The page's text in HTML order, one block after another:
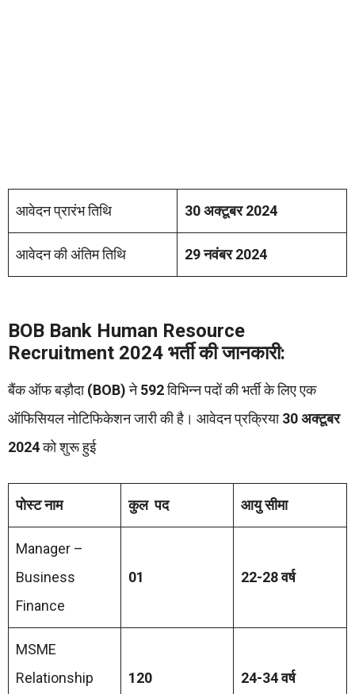
आवेदन प्रारंभ तिथि 30 अक्टूबर 2024
आवेदन की अंतिम तिथि 29 नवंबर 2024
BOB Bank Human Resource
Recruitment 2024 भर्ती की जानकारी:
बैंक ऑफ बड़ौदा(BOB)ने592विभिन्न पदों की भर्ती के लिए एक
ऑफिसियल नोटिफिकेशन जारी की है। आवेदन प्रक्रिया30 अक्टूबर
2024को शुरू हुई
पोस्ट नाम कुल पद आयु सीमा
Manager –
Business
Finance
01 22-28 वर्ष
MSME
Relationship
120 24-34 वर्ष